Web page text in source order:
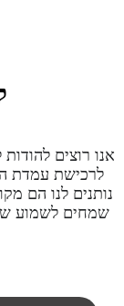
אנו רוצים
לרכישת עמדת
נותנים לנו הם
שמחים לשמוע